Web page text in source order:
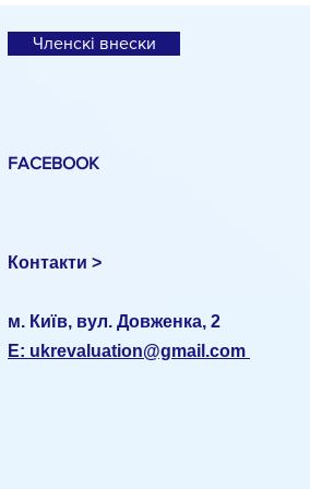
Членскі внески
FACEBOOK
Контакти >
м. Київ, вул. Довженка, 2
E: ukrevaluation@gmail.com